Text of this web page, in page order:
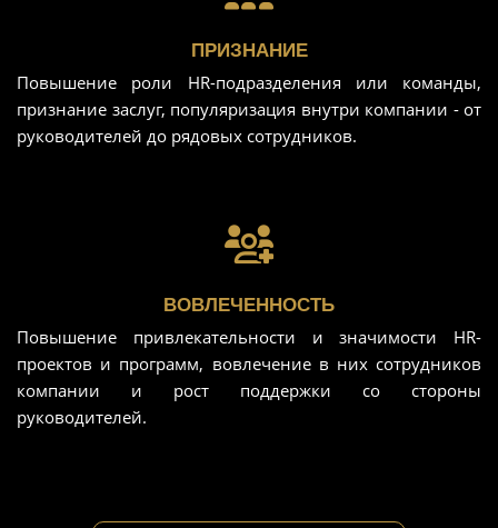
ПРИЗНАНИЕ
Повышение роли HR-подразделения или команды,
признание заслуг, популяризация внутри компании - от
руководителей до рядовых сотрудников.
ВОВЛЕЧЕННОСТЬ
Повышение привлекательности и значимости HR-
проектов и программ, вовлечение в них сотрудников
компании и рост поддержки со стороны
руководителей.